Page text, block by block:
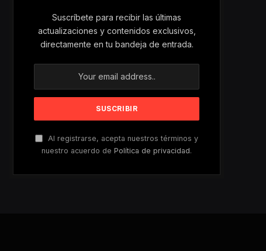
Suscríbete para recibir las últimas
actualizaciones y contenidos exclusivos,
directamente en tu bandeja de entrada.
Al registrarse, acepta nuestros términos y
nuestro acuerdo dePolítica de privacidad.